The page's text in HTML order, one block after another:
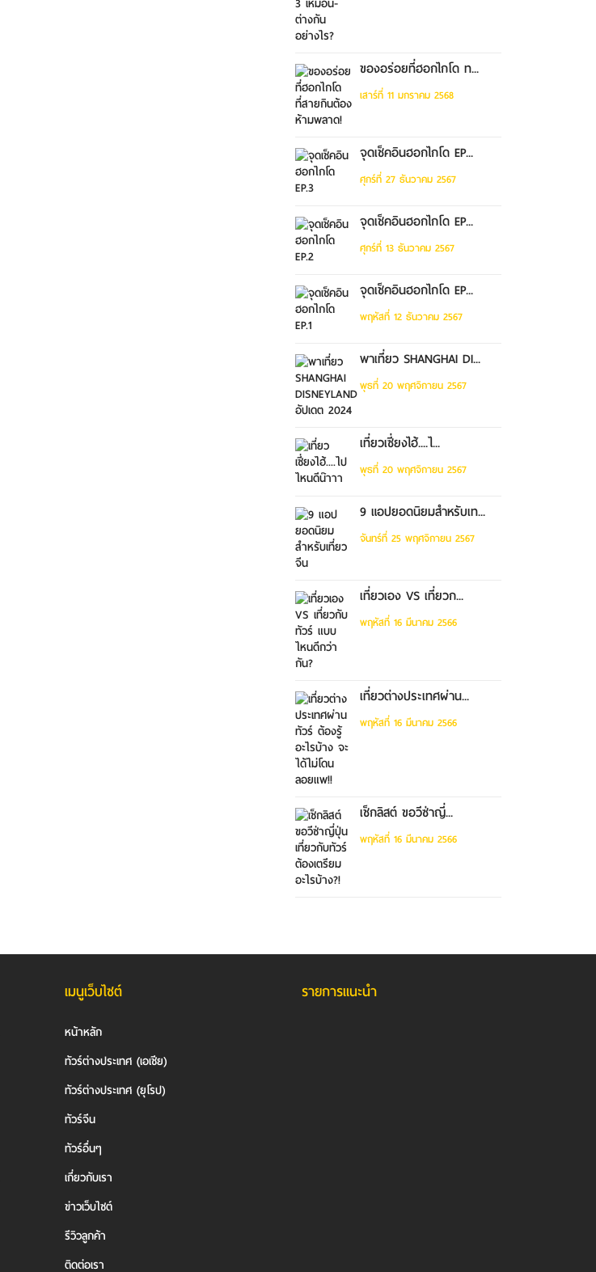
ของอร่อยที่ฮอกไกโด ท...
เสาร์ที่ 11 มกราคม 2568
จุดเช็คอินฮอกไกโด EP...
ศุกร์ที่ 27 ธันวาคม 2567
จุดเช็คอินฮอกไกโด EP...
ศุกร์ที่ 13 ธันวาคม 2567
จุดเช็คอินฮอกไกโด EP...
พฤหัสที่ 12 ธันวาคม 2567
พาเที่ยว SHANGHAI DI...
พุธที่ 20 พฤศจิกายน 2567
เที่ยวเซี่ยงไฮ้....ไ...
พุธที่ 20 พฤศจิกายน 2567
9 แอปยอดนิยมสำหรับเท...
จันทร์ที่ 25 พฤศจิกายน 2567
เที่ยวเอง VS เที่ยวก...
พฤหัสที่ 16 มีนาคม 2566
เที่ยวต่างประเทศผ่าน...
พฤหัสที่ 16 มีนาคม 2566
เช็กลิสต์ ขอวีซ่าญี่...
พฤหัสที่ 16 มีนาคม 2566
เมนูเว็บไซต์
หน้าหลัก
ทัวร์ต่างประเทศ (เอเชีย)
ทัวร์ต่างประเทศ (ยุโรป)
ทัวร์จีน
ทัวร์อื่นๆ
เกี่ยวกับเรา
ข่าวเว็บไซต์
รีวิวลูกค้า
ติดต่อเรา
รายการแนะนำ